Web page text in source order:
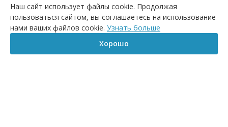
КУПИТЬ
Москва, ул. Енисейская дом 7,
корпус 3
Наш сайт использует файлы cookie. Продолжая
пользоваться сайтом, вы соглашаетесь на использование
нами ваших файлов cookie. Узнать больше
Хорошо
Главная Корзина Сравнение Каталог Контакты